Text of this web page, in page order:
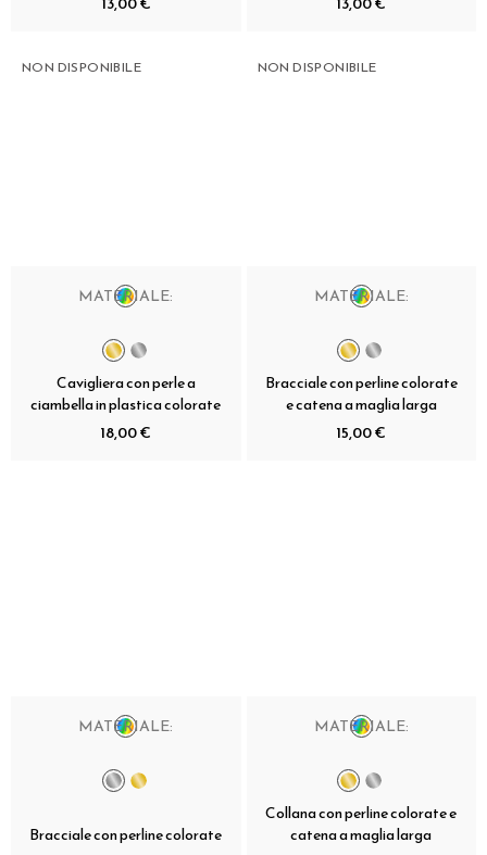
NON DISPONIBILE
MATERIALE:
Cavigliera con perle a
ciambella in plastica colorate
18,00 €
NON DISPONIBILE
MATERIALE:
Bracciale con perline colorate
e catena a maglia larga
15,00 €
MATERIALE:
Bracciale con perline colorate
MATERIALE:
Collana con perline colorate e
catena a maglia larga